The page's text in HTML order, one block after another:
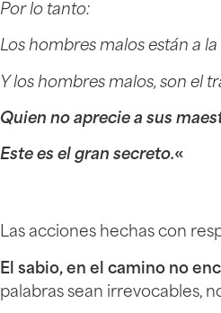
Por lo tanto:
Los hombres malos están a
Y los hombres malos, son el
Quien no aprecie a sus
Este es el gran secreto.«
Las acciones hechas con
El sabio, en el camino no
palabras sean irrevocables,